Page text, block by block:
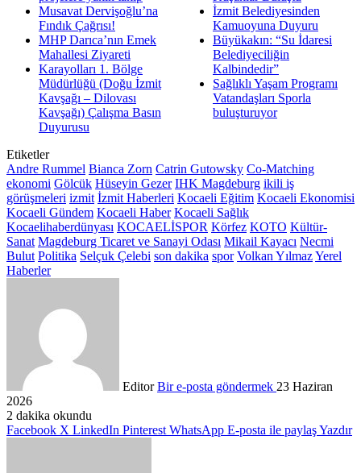
Musavat Dervişoğlu’na
Fındık Çağrısı!
MHP Darıca’nın Emek
Mahallesi Ziyareti
Karayolları 1. Bölge
Müdürlüğü (Doğu İzmit
Kavşağı – Dilovası
Kavşağı) Çalışma Basın
Duyurusu
İzmit Belediyesinden
Kamuoyuna Duyuru
Büyükakın: “Su İdaresi
Belediyeciliğin
Kalbindedir”
Sağlıklı Yaşam Programı
Vatandaşları Sporla
buluşturuyor
Etiketler
Andre Rummel Bianca Zorn Catrin Gutowsky Co-Matching
ekonomi Gölcük Hüseyin Gezer IHK Magdeburg ikili iş
görüşmeleri izmit İzmit Haberleri Kocaeli Eğitim Kocaeli Ekonomisi
Kocaeli Gündem Kocaeli Haber Kocaeli Sağlık
Kocaelihaberdünyası KOCAELİSPOR Körfez KOTO Kültür-
Sanat Magdeburg Ticaret ve Sanayi Odası Mikail Kayacı Necmi
Bulut Politika Selçuk Çelebi son dakika spor Volkan YılmazYerel
Haberler
Editor Bir e-posta göndermek 23 Haziran
2026
2 dakika okundu
Facebook X LinkedIn Pinterest WhatsApp E-posta ile paylaşYazdır